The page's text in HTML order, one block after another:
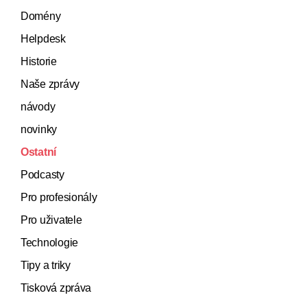
Domény
Helpdesk
Historie
Naše zprávy
návody
novinky
Ostatní
Podcasty
Pro profesionály
Pro uživatele
Technologie
Tipy a triky
Tisková zpráva